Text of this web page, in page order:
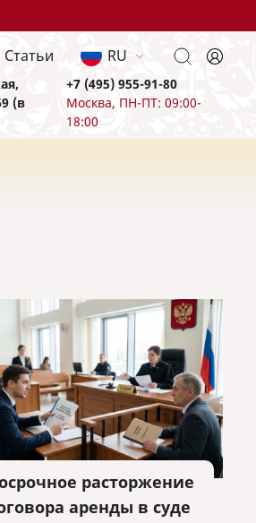
Статьи RU
(в
+7 (495) 955-91-80
Москва, ПН-ПТ: 09:00-
18:00
расторжение
аренды в суде